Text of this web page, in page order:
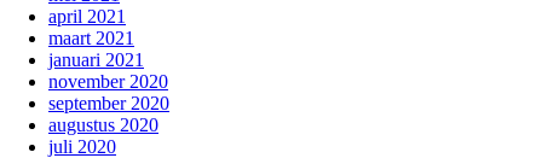
april 2021
maart 2021
januari 2021
november 2020
september 2020
augustus 2020
juli 2020